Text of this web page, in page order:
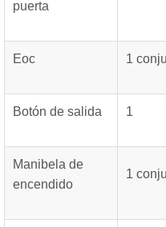
puerta
Eoc 1
Botón de salida 1
Manibela de
encendido
1